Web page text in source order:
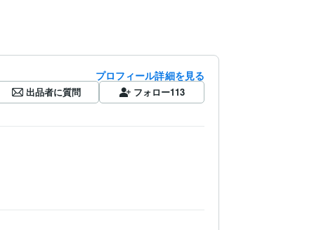
プロフィール詳細を見る
出品者に質問 フォロー113